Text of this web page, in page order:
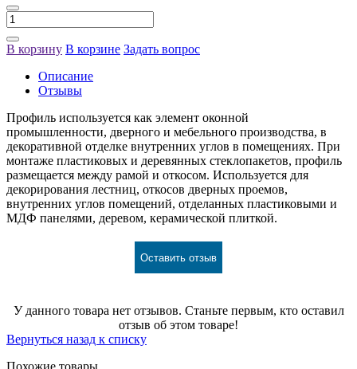
В корзину В корзине Задать вопрос
Описание
Отзывы
Профиль используется как элемент оконной
промышленности, дверного и мебельного производства, в
декоративной отделке внутренних углов в помещениях. При
монтаже пластиковых и деревянных стеклопакетов, профиль
размещается между рамой и откосом. Используется для
декорирования лестниц, откосов дверных проемов,
внутренних углов помещений, отделанных пластиковыми и
МДФ панелями, деревом, керамической плиткой.
Оставить отзыв
У данного товара нет отзывов. Станьте первым, кто оставил
отзыв об этом товаре!
Вернуться назад к списку
Похожие товары